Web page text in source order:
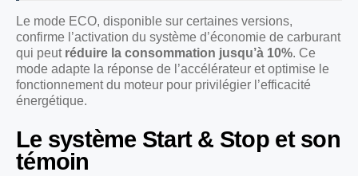
Le mode ECO, disponible sur certaines versions,
confirme l’activation du système d’économie de carburant
qui peut réduire la consommation jusqu’à 10%. Ce
mode adapte la réponse de l’accélérateur et optimise le
fonctionnement du moteur pour privilégier l’efficacité
énergétique.
Le système Start & Stop et son
témoin